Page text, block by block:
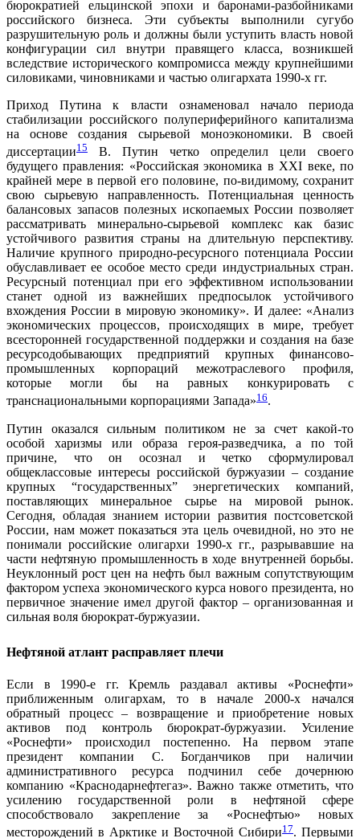
бюрократией ельцинской эпохи и баронами-разбойниками
российского бизнеса. Эти субъекты выполнили сугубо
разрушительную роль и должны были уступить власть новой
конфигурации сил внутри правящего класса, возникшей
вследствие исторического компромисса между крупнейшими
силовиками, чиновниками и частью олигархата 1990-х гг.
Приход Путина к власти ознаменовал начало периода
стабилизации российского полупериферийного капитализма
на основе создания сырьевой моноэкономики. В своей
диссертации15
В. Путин четко определил цели своего
будущего правления: «Российская экономика в XXI веке, по
крайней мере в первой его половине, по-видимому, сохранит
свою сырьевую направленность. Потенциальная ценность
балансовых запасов полезных ископаемых России позволяет
рассматривать минерально-сырьевой комплекс как базис
устойчивого развития страны на длительную перспективу.
Наличие крупного природно-ресурсного потенциала России
обуславливает ее особое место среди индустриальных стран.
Ресурсный потенциал при его эффективном использовании
станет одной из важнейших предпосылок устойчивого
вхождения России в мировую экономику». И далее: «Анализ
экономических процессов, происходящих в мире, требует
всесторонней государственной поддержки и создания на базе
ресурсодобывающих предприятий крупных финансово-
промышленных корпораций межотраслевого профиля,
которые могли бы на равных конкурировать с
транснациональными корпорациями Запада»16.
Путин оказался сильным политиком не за счет какой-то
особой харизмы или образа героя-разведчика, а по той
причине, что он осознал и четко сформулировал
общеклассовые интересы российской буржуазии – создание
крупных “государственных” энергетических компаний,
поставляющих минеральное сырье на мировой рынок.
Сегодня, обладая знанием истории развития постсоветской
России, нам может показаться эта цель очевидной, но это не
понимали российские олигархи 1990-х гг., разрывавшие на
части нефтяную промышленность в ходе внутренней борьбы.
Неуклонный рост цен на нефть был важным сопутствующим
фактором успеха экономического курса нового президента, но
первичное значение имел другой фактор – организованная и
сильная воля бюрократ-буржуазии.
Нефтяной атлант расправляет плечи
Если в 1990-е гг. Кремль раздавал активы «Роснефти»
приближенным олигархам, то в начале 2000-х начался
обратный процесс – возвращение и приобретение новых
активов под контроль бюрократ-буржуазии. Усиление
«Роснефти» происходил постепенно. На первом этапе
президент компании С. Богданчиков при наличии
административного ресурса подчинил себе дочернюю
компанию «Краснодарнефтегаз». Важно также отметить, что
усилению государственной роли в нефтяной сфере
способствовало закрепление за «Роснефтью» новых
месторождений в Арктике и Восточной Сибири17. Первыми